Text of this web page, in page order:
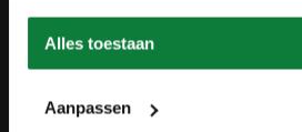
Alles toestaan
Aanpassen
Ons materiaal
Duurzaamheid
Betaalmethodes
Retourbeleid
Overeenkomst herroepen
Blog